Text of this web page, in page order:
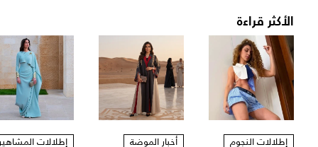
الأكثر قراءة
إطلالات النجوم أخبار الموضة إطلالات